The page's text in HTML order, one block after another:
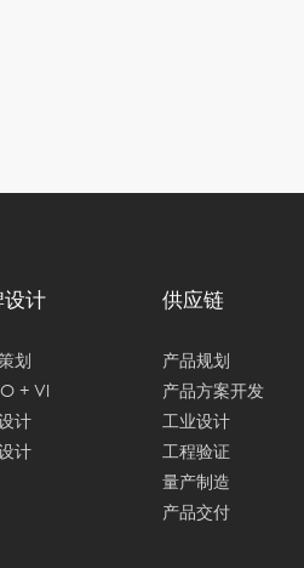
计
划
+ VI
计
计
供应链
产品规划
产品方案开发
工业设计
工程验证
量产制造
产品交付